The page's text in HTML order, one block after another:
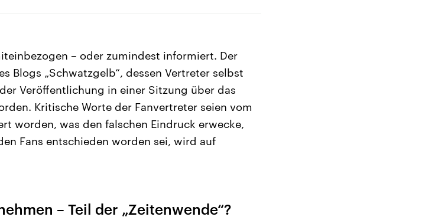
– oder zumindest informiert. Der
Blogs „Schwatzgelb“, dessen Vertreter selbst
Veröffentlichung in einer Sitzung über das
Kritische Worte der Fanvertreter seien vom
worden, was den falschen Eindruck erwecke,
Fans entschieden worden sei, wird auf
– Teil der „Zeitenwende“?